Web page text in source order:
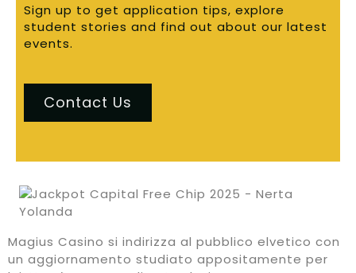
Sign up to get application tips, explore
student stories and find out about our latest
events.
Contact Us
Magius Casino si indirizza al pubblico elvetico con
un aggiornamento studiato appositamente per